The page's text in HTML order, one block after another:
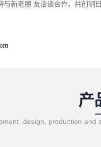
与新老朋 友洽谈合作，共创明日
产
design, production and